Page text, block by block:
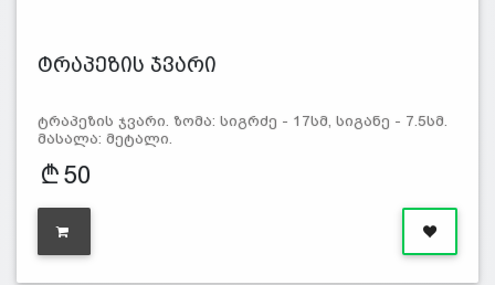
ტრაპეზის ჯვარი
ტრაპეზის ჯვარი. ზომა: სიგრძე - 17სმ, სიგანე - 7.5სმ.
მასალა: მეტალი.
50